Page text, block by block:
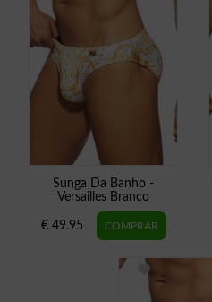
Sunga Da Banho -
Versailles Branco
€ 49.95